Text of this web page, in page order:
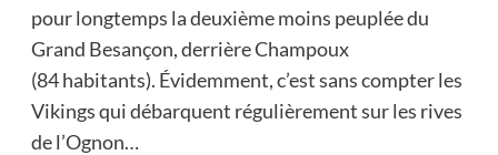
pour longtemps la deuxième moins peuplée du
Grand Besançon, derrière Champoux
(84 habitants). Évidemment, c’est sans compter les
Vikings qui débarquent régulièrement sur les rives
de l’Ognon…